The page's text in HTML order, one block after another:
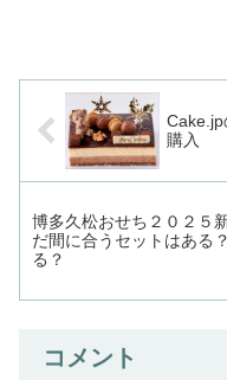
Cake.jp
購入
博多久松おせち２０２５
だ間に合うセットはある
る？
コメント